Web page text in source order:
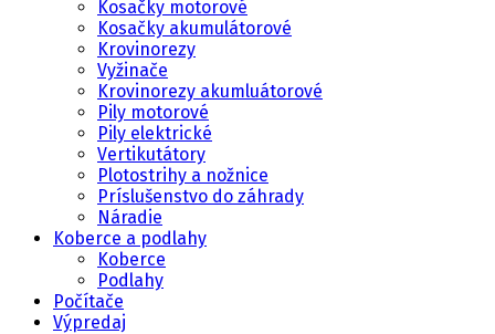
Kosačky motorové
Kosačky akumulátorové
Krovinorezy
Vyžinače
Krovinorezy akumluátorové
Pily motorové
Pily elektrické
Vertikutátory
Plotostrihy a nožnice
Príslušenstvo do záhrady
Náradie
Koberce a podlahy
Koberce
Podlahy
Počítače
Výpredaj